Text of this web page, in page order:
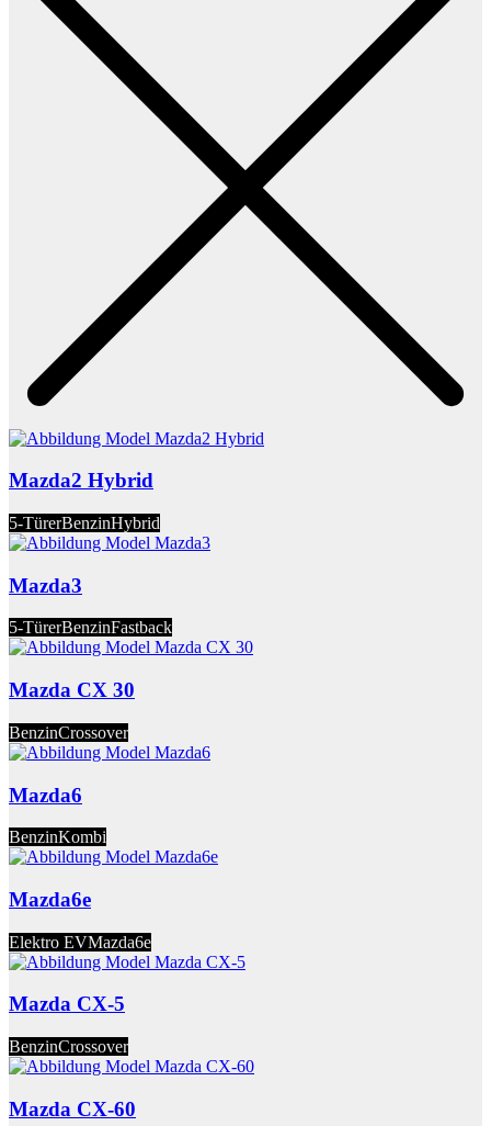
Mazda2 Hybrid
5-TürerBenzinHybrid
Mazda3
5-TürerBenzinFastback
Mazda CX 30
BenzinCrossover
Mazda6
BenzinKombi
Mazda6e
Elektro EVMazda6e
Mazda CX-5
BenzinCrossover
Mazda CX-60